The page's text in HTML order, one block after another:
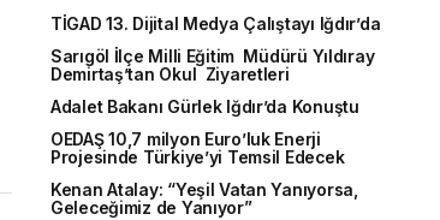
TİGAD 13. Dijital Medya Çalıştayı Iğdır’da
Sarıgöl İlçe Milli Eğitim Müdürü Yıldıray
Demirtaş’tan Okul Ziyaretleri
Adalet Bakanı Gürlek Iğdır’da Konuştu
OEDAŞ 10,7 milyon Euro’luk Enerji
Projesinde Türkiye’yi Temsil Edecek
Kenan Atalay: “Yeşil Vatan Yanıyorsa,
Geleceğimiz de Yanıyor”